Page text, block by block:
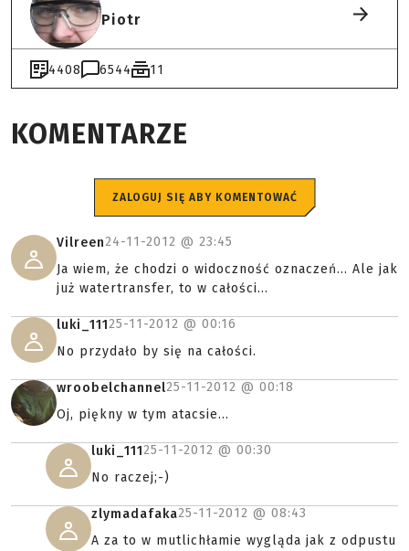
Piotr
4408 6544 11
KOMENTARZE
ZALOGUJ SIĘ ABY KOMENTOWAĆ
Vilreen24-11-2012 @ 23:45
Ja wiem, że chodzi o widoczność oznaczeń... Ale jak
już watertransfer, to w całości...
luki_11125-11-2012 @ 00:16
No przydało by się na całości.
wroobelchannel25-11-2012 @ 00:18
Oj, piękny w tym atacsie...
luki_11125-11-2012 @ 00:30
No raczej;-)
zlymadafaka25-11-2012 @ 08:43
A za to w mutlichłamie wygląda jak z odpustu